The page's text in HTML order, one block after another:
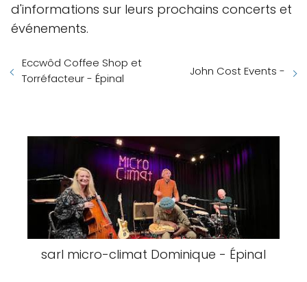
d'informations sur leurs prochains concerts et
événements.
Eccwôd Coffee Shop et
Torréfacteur - Épinal
John Cost Events -
sarl micro-climat Dominique - Épinal